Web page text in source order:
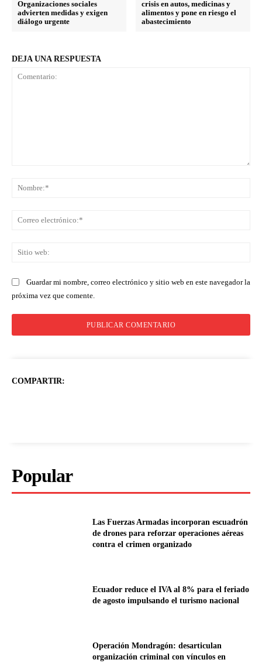
Organizaciones sociales
advierten medidas y exigen
diálogo urgente
crisis en autos, medicinas y
alimentos y pone en riesgo el
abastecimiento
DEJA UNA RESPUESTA
Guardar mi nombre, correo electrónico y sitio web en este navegador la
próxima vez que comente.
COMPARTIR:
Popular
Las Fuerzas Armadas incorporan escuadrón
de drones para reforzar operaciones aéreas
contra el crimen organizado
Ecuador reduce el IVA al 8% para el feriado
de agosto impulsando el turismo nacional
Operación Mondragón: desarticulan
organización criminal con vínculos en